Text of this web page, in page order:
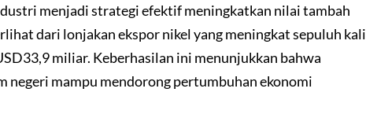
menjadi strategi efektif meningkatkan nilai tambah
dari lonjakan ekspor nikel yang meningkat sepuluh kali
miliar. Keberhasilan ini menunjukkan bahwa
negeri mampu mendorong pertumbuhan ekonomi